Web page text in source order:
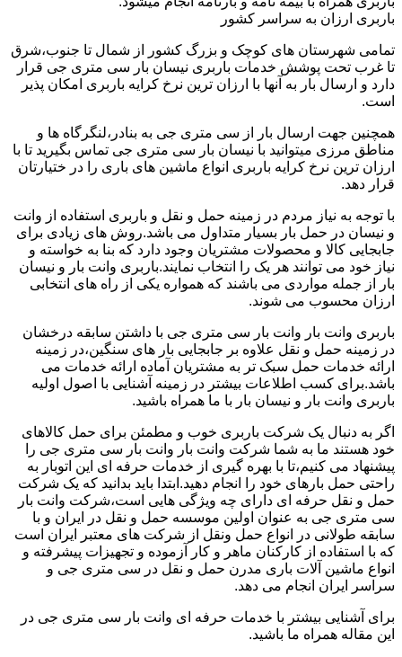
باربری ارزان به سراسر کشور
تمامی شهرستان های کوچک و بزرگ کشور از شمال تا جنوب،شرق
تا غرب تحت پوشش خدمات باربری نیسان بار سی متری جی قرار
دارد و ارسال بار به آنها با ارزان ترین نرخ کرایه باربری امکان پذیر
است.
همچنین جهت ارسال بار از سی متری جی به بنادر،لنگرگاه ها و
مناطق مرزی میتوانید با نیسان بار سی متری جی تماس بگیرید تا با
ارزان ترین نرخ کرایه باربری انواع ماشین های باری را در ختیارتان
قرار دهد.
با توجه به نیاز مردم در زمینه حمل و نقل و باربری استفاده از وانت
و نیسان در حمل بار بسیار متداول می باشد.روش های زیادی برای
جابجایی کالا و محصولات مشتریان وجود دارد که بنا به خواسته و
نیاز خود می توانند هر یک را انتخاب نمایند.باربری وانت بار و نیسان
بار از جمله مواردی می باشند که همواره یکی از راه های انتخابی
ارزان محسوب می شوند.
باربری وانت بار وانت بار سی متری جی با داشتن سابقه درخشان
در زمینه حمل و نقل علاوه بر جابجایی بار های سنگین،در زمینه
ارائه خدمات حمل سبک تر به مشتریان آماده ارائه خدمات می
باشد.برای کسب اطلاعات بیشتر در زمینه آشنایی با اصول اولیه
باربری وانت بار و نیسان بار با ما همراه باشید.
اگر به دنبال یک شرکت باربری خوب و مطمئن برای حمل کالاهای
خود هستند ما به شما شرکت وانت بار وانت بار سی متری جی را
پیشنهاد می کنیم،تا با بهره گیری از خدمات حرفه ای این اتوبار به
راحتی حمل بارهای خود را انجام دهید.ابتدا باید بدانید که یک شرکت
حمل و نقل حرفه ای دارای چه ویژگی هایی است،شرکت وانت بار
سی متری جی به عنوان اولین موسسه حمل و نقل در ایران و با
سابقه طولانی در انواع حمل ونقل از شرکت های معتبر ایران است
که با استفاده از کارکنان ماهر و کار آزموده و تجهیزات پیشرفته و
انواع ماشین آلات باری مدرن حمل و نقل در سی متری جی و
سراسر ایران انجام می دهد.
برای آشنایی بیشتر با خدمات حرفه ای وانت بار سی متری جی در
این مقاله همراه ما باشید.